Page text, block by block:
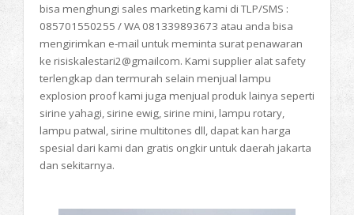
bisa menghungi sales marketing kami di TLP/SMS :
085701550255 / WA 081339893673 atau anda bisa
mengirimkan e-mail untuk meminta surat penawaran
ke risiskalestari2@gmailcom. Kami supplier alat safety
terlengkap dan termurah selain menjual lampu
explosion proof kami juga menjual produk lainya seperti
sirine yahagi, sirine ewig, sirine mini, lampu rotary,
lampu patwal, sirine multitones dll, dapat kan harga
spesial dari kami dan gratis ongkir untuk daerah jakarta
dan sekitarnya.